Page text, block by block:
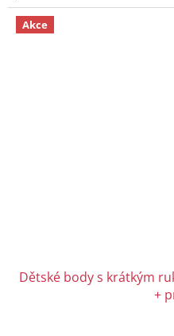
Akce
Dětské body s krátkým
+